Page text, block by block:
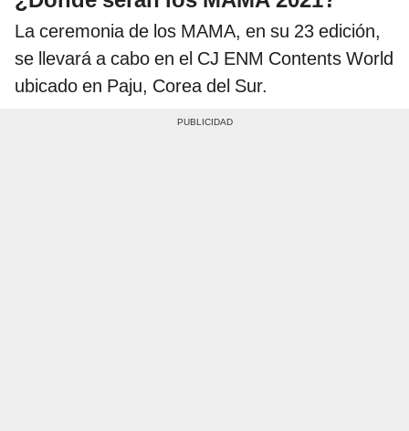
La ceremonia de los MAMA, en su 23 edición,
se llevará a cabo en el CJ ENM Contents World
ubicado en Paju, Corea del Sur.